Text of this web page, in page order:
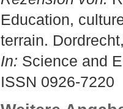
Education,
terrain.
In: Science and
ISSN 0926-7220